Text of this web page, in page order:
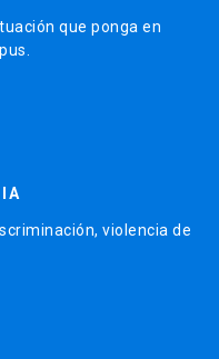
que ponga en
violencia de